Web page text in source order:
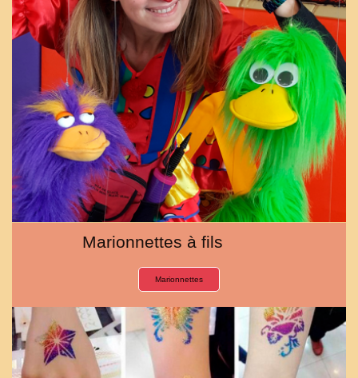
Marionnettes à fils
Marionnettes